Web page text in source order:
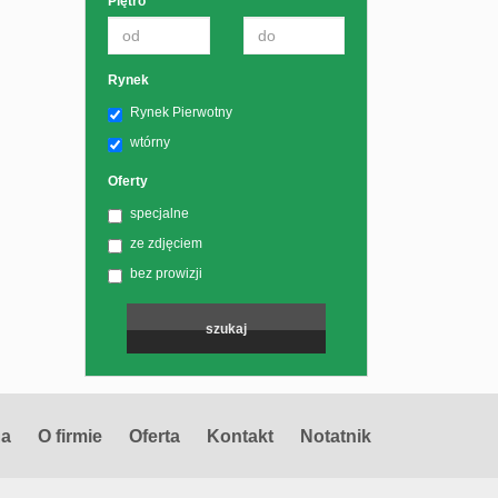
Rynek
Rynek Pierwotny
wtórny
Oferty
specjalne
ze zdjęciem
bez prowizji
O firmie Oferta Kontakt Notatnik